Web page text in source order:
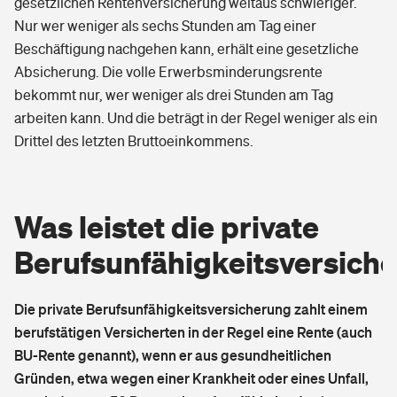
Nur wer weniger als sechs Stunden am Tag einer
Beschäftigung nachgehen kann, erhält eine gesetzliche
Absicherung. Die volle Erwerbsminderungsrente
bekommt nur, wer weniger als drei Stunden am Tag
arbeiten kann. Und die beträgt in der Regel weniger als ein
Drittel des letzten Bruttoeinkommens.
Was leistet die private
Die private Berufsunfähigkeitsversicherung zahlt einem
berufstätigen Versicherten in der Regel eine Rente (auch
BU-Rente genannt), wenn er aus gesundheitlichen
Gründen, etwa wegen einer Krankheit oder eines Unfall,